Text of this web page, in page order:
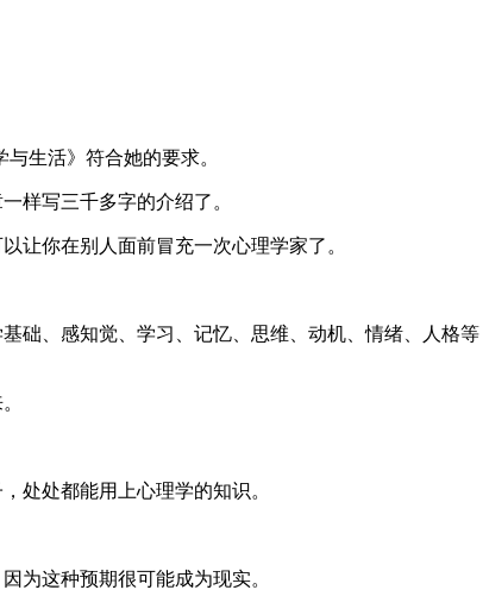
与生活》符合她的要求。
样写三千多字的介绍了。
让你在别人面前冒充一次心理学家了。
础、感知觉、学习、记忆、思维、动机、情绪、人格等
处处都能用上心理学的知识。
为这种预期很可能成为现实。